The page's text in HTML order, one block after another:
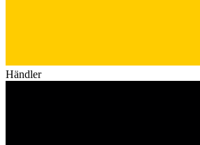
Händler